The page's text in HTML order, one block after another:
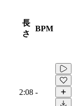
長
さ
BPM
2:08 -